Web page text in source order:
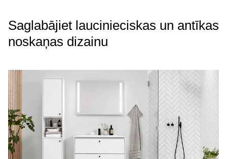
Saglabājiet laucinieciskas un antīkas
noskaņas dizainu